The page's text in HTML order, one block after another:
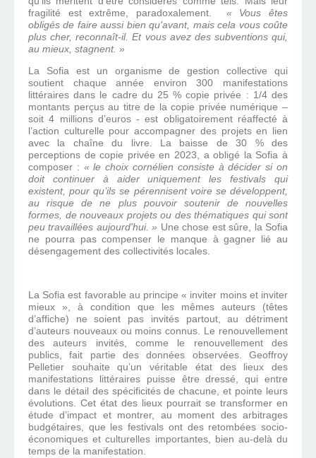
fragilité est extrême, paradoxalement.
« Vous êtes
obligés de faire aussi bien qu'avant, mais cela vous coûte
plus cher, reconnaît-il. Et vous avez des subventions qui,
au mieux, stagnent. »
La Sofia est un organisme de gestion collective qui
soutient chaque année environ 300 manifestations
littéraires dans le cadre du 25 % copie privée : 1/4 des
montants perçus au titre de la copie privée numérique –
soit 4 millions d’euros - est obligatoirement réaffecté à
l’action culturelle pour accompagner des projets en lien
avec la chaîne du livre. La baisse de 30 % des
perceptions de copie privée en 2023, a obligé la Sofia à
composer : « le choix cornélien consiste à décider si on
doit continuer à aider uniquement les festivals qui
existent, pour qu’ils se pérennisent voire se développent,
au risque de ne plus pouvoir soutenir de nouvelles
formes, de nouveaux projets ou des thématiques qui sont
peu travaillées aujourd'hui. » Une chose est sûre, la Sofia
ne pourra pas compenser le manque à gagner lié au
désengagement des collectivités locales.
La Sofia est favorable au principe « inviter moins et inviter
mieux », à condition que les mêmes auteurs (têtes
d’affiche) ne soient pas invités partout, au détriment
d’auteurs nouveaux ou moins connus. Le renouvellement
des auteurs invités, comme le renouvellement des
publics, fait partie des données observées. Geoffroy
Pelletier souhaite qu’un véritable état des lieux des
manifestations littéraires puisse être dressé, qui entre
dans le détail des spécificités de chacune, et pointe leurs
évolutions. Cet état des lieux pourrait se transformer en
étude d’impact et montrer, au moment des arbitrages
budgétaires, que les festivals ont des retombées socio-
économiques et culturelles importantes, bien au-delà du
temps de la manifestation.